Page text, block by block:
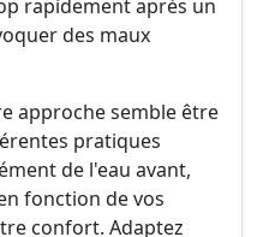
rapidement après un
des maux
approche semble être
pratiques
de l'eau avant,
fonction de vos
confort. Adaptez